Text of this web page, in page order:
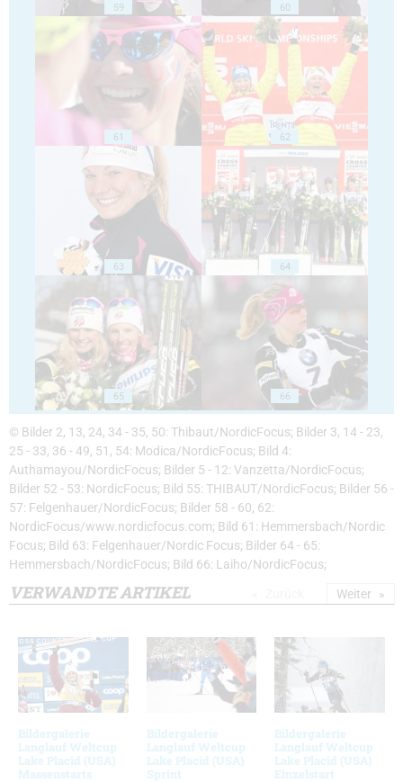
59 60
61 62
63 64
65 66
© Bilder 2, 13, 24, 34 - 35, 50: Thibaut/NordicFocus; Bilder 3, 14 - 23,
25 - 33, 36 - 49, 51, 54: Modica/NordicFocus; Bild 4:
Authamayou/NordicFocus; Bilder 5 - 12: Vanzetta/NordicFocus;
Bilder 52 - 53: NordicFocus; Bild 55: THIBAUT/NordicFocus; Bilder 56 -
57: Felgenhauer/NordicFocus; Bilder 58 - 60, 62:
NordicFocus/www.nordicfocus.com; Bild 61: Hemmersbach/Nordic
Focus; Bild 63: Felgenhauer/Nordic Focus; Bilder 64 - 65:
Hemmersbach/NordicFocus; Bild 66: Laiho/NordicFocus;
VERWANDTE ARTIKEL
Bildergalerie
Langlauf Weltcup
Lake Placid (USA)
Massenstarts
Bildergalerie
Langlauf Weltcup
Lake Placid (USA)
Sprint
Bildergalerie
Langlauf Weltcup
Lake Placid (USA)
Einzelstart
Weiter